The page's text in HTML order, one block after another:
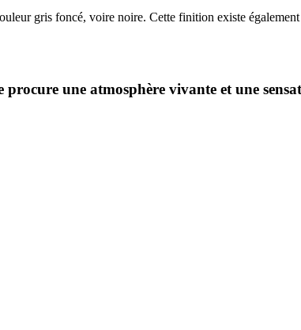
gris foncé, voire noire. Cette finition existe
procure une atmosphère vivante et une